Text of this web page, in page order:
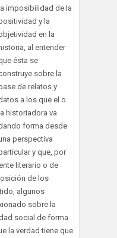
imposibilidad de la
y la
en la
al entender
ésta se
sobre la
de relatos y
a los que el o
historiadora va
forma desde
perspectiva
y que, por
literario o de
de los
algunos
sobre la
social de forma
la verdad tiene que